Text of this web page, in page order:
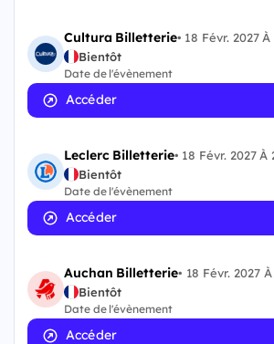
Cultura Billetterie• 18 Févr. 2027
Bientôt
Date de l'évènement
Accéder
Leclerc Billetterie• 18 Févr. 2027 À
Bientôt
Date de l'évènement
Accéder
Auchan Billetterie• 18 Févr. 2027
Bientôt
Date de l'évènement
Accéder